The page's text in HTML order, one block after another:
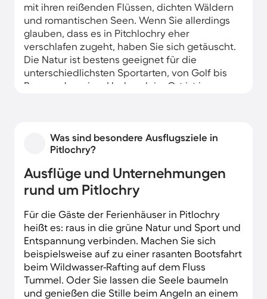
mit ihren reißenden Flüssen, dichten Wäldern
und romantischen Seen. Wenn Sie allerdings
glauben, dass es in Pitchlochry eher
verschlafen zugeht, haben Sie sich getäuscht.
Die Natur ist bestens geeignet für die
unterschiedlichsten Sportarten, von Golf bis
Bungee-Jumping. Und auch im Ort ist immer
aufkommen.
Was sind besondere Ausflugsziele in
Pitlochry?
Ausflüge und Unternehmungen
rund um Pitlochry
Für die Gäste der Ferienhäuser in Pitlochry
heißt es: raus in die grüne Natur und Sport und
Entspannung verbinden. Machen Sie sich
beispielsweise auf zu einer rasanten Bootsfahrt
beim Wildwasser-Rafting auf dem Fluss
Tummel. Oder Sie lassen die Seele baumeln
und genießen die Stille beim Angeln an einem